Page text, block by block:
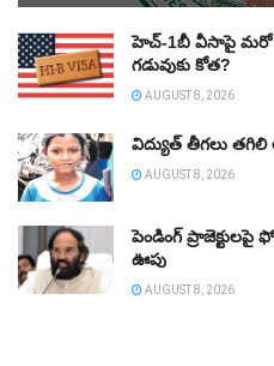
హెచ్‌-1బీ వీసాపై మరో
గడువుకు కోత?
AUGUST 8, 2026
విద్యుత్‌ తీగలు
AUGUST 8, 2026
పెండింగ్‌ ప్రాజెక్టులపై
ఊపు
AUGUST 8, 2026